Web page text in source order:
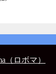
（ロボマ）